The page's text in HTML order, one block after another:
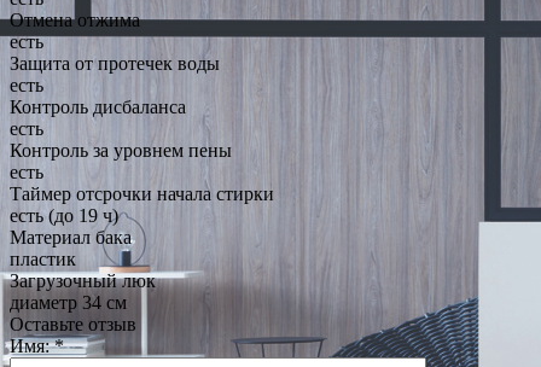
Отмена отжима
есть
Защита от протечек воды
есть
Контроль дисбаланса
есть
Контроль за уровнем пены
есть
Таймер отсрочки начала стирки
есть (до 19 ч)
Материал бака
пластик
Загрузочный люк
диаметр 34 см
Оставьте отзыв
Имя:*